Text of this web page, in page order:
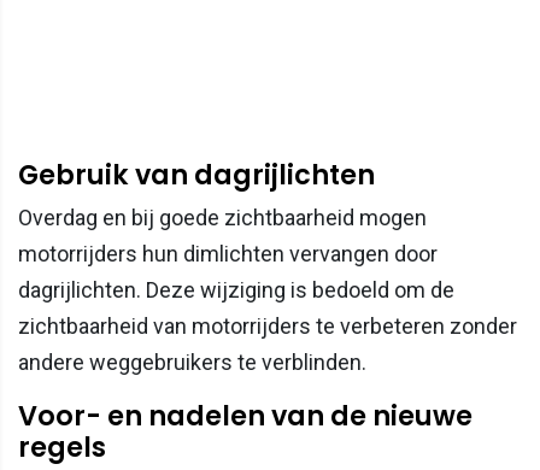
Gebruik van dagrijlichten
Overdag en bij goede zichtbaarheid mogen
motorrijders hun dimlichten vervangen door
dagrijlichten. Deze wijziging is bedoeld om de
zichtbaarheid van motorrijders te verbeteren zonder
andere weggebruikers te verblinden.
Voor- en nadelen van de nieuwe
regels